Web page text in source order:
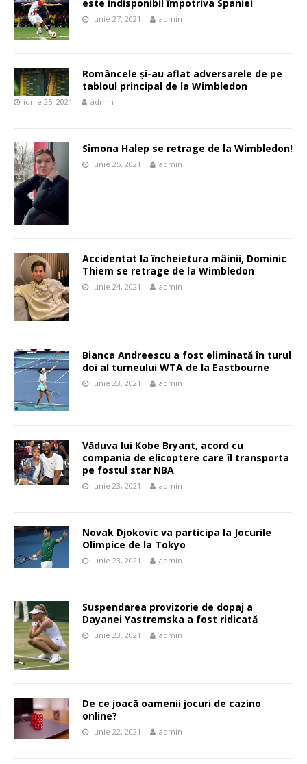
este indisponibil împotriva Spaniei
iunie 27, 2021 admin
Româncele și-au aflat adversarele de pe
tabloul principal de la Wimbledon
iunie 25, 2021 admin
Simona Halep se retrage de la Wimbledon!
iunie 25, 2021 admin
Accidentat la încheietura mâinii, Dominic
Thiem se retrage de la Wimbledon
iunie 24, 2021 admin
Bianca Andreescu a fost eliminată în turul
doi al turneului WTA de la Eastbourne
iunie 23, 2021 admin
Văduva lui Kobe Bryant, acord cu
compania de elicoptere care îl transporta
pe fostul star NBA
iunie 23, 2021 admin
Novak Djokovic va participa la Jocurile
Olimpice de la Tokyo
iunie 23, 2021 admin
Suspendarea provizorie de dopaj a
Dayanei Yastremska a fost ridicată
iunie 23, 2021 admin
De ce joacă oamenii jocuri de cazino
online?
iunie 22, 2021 admin